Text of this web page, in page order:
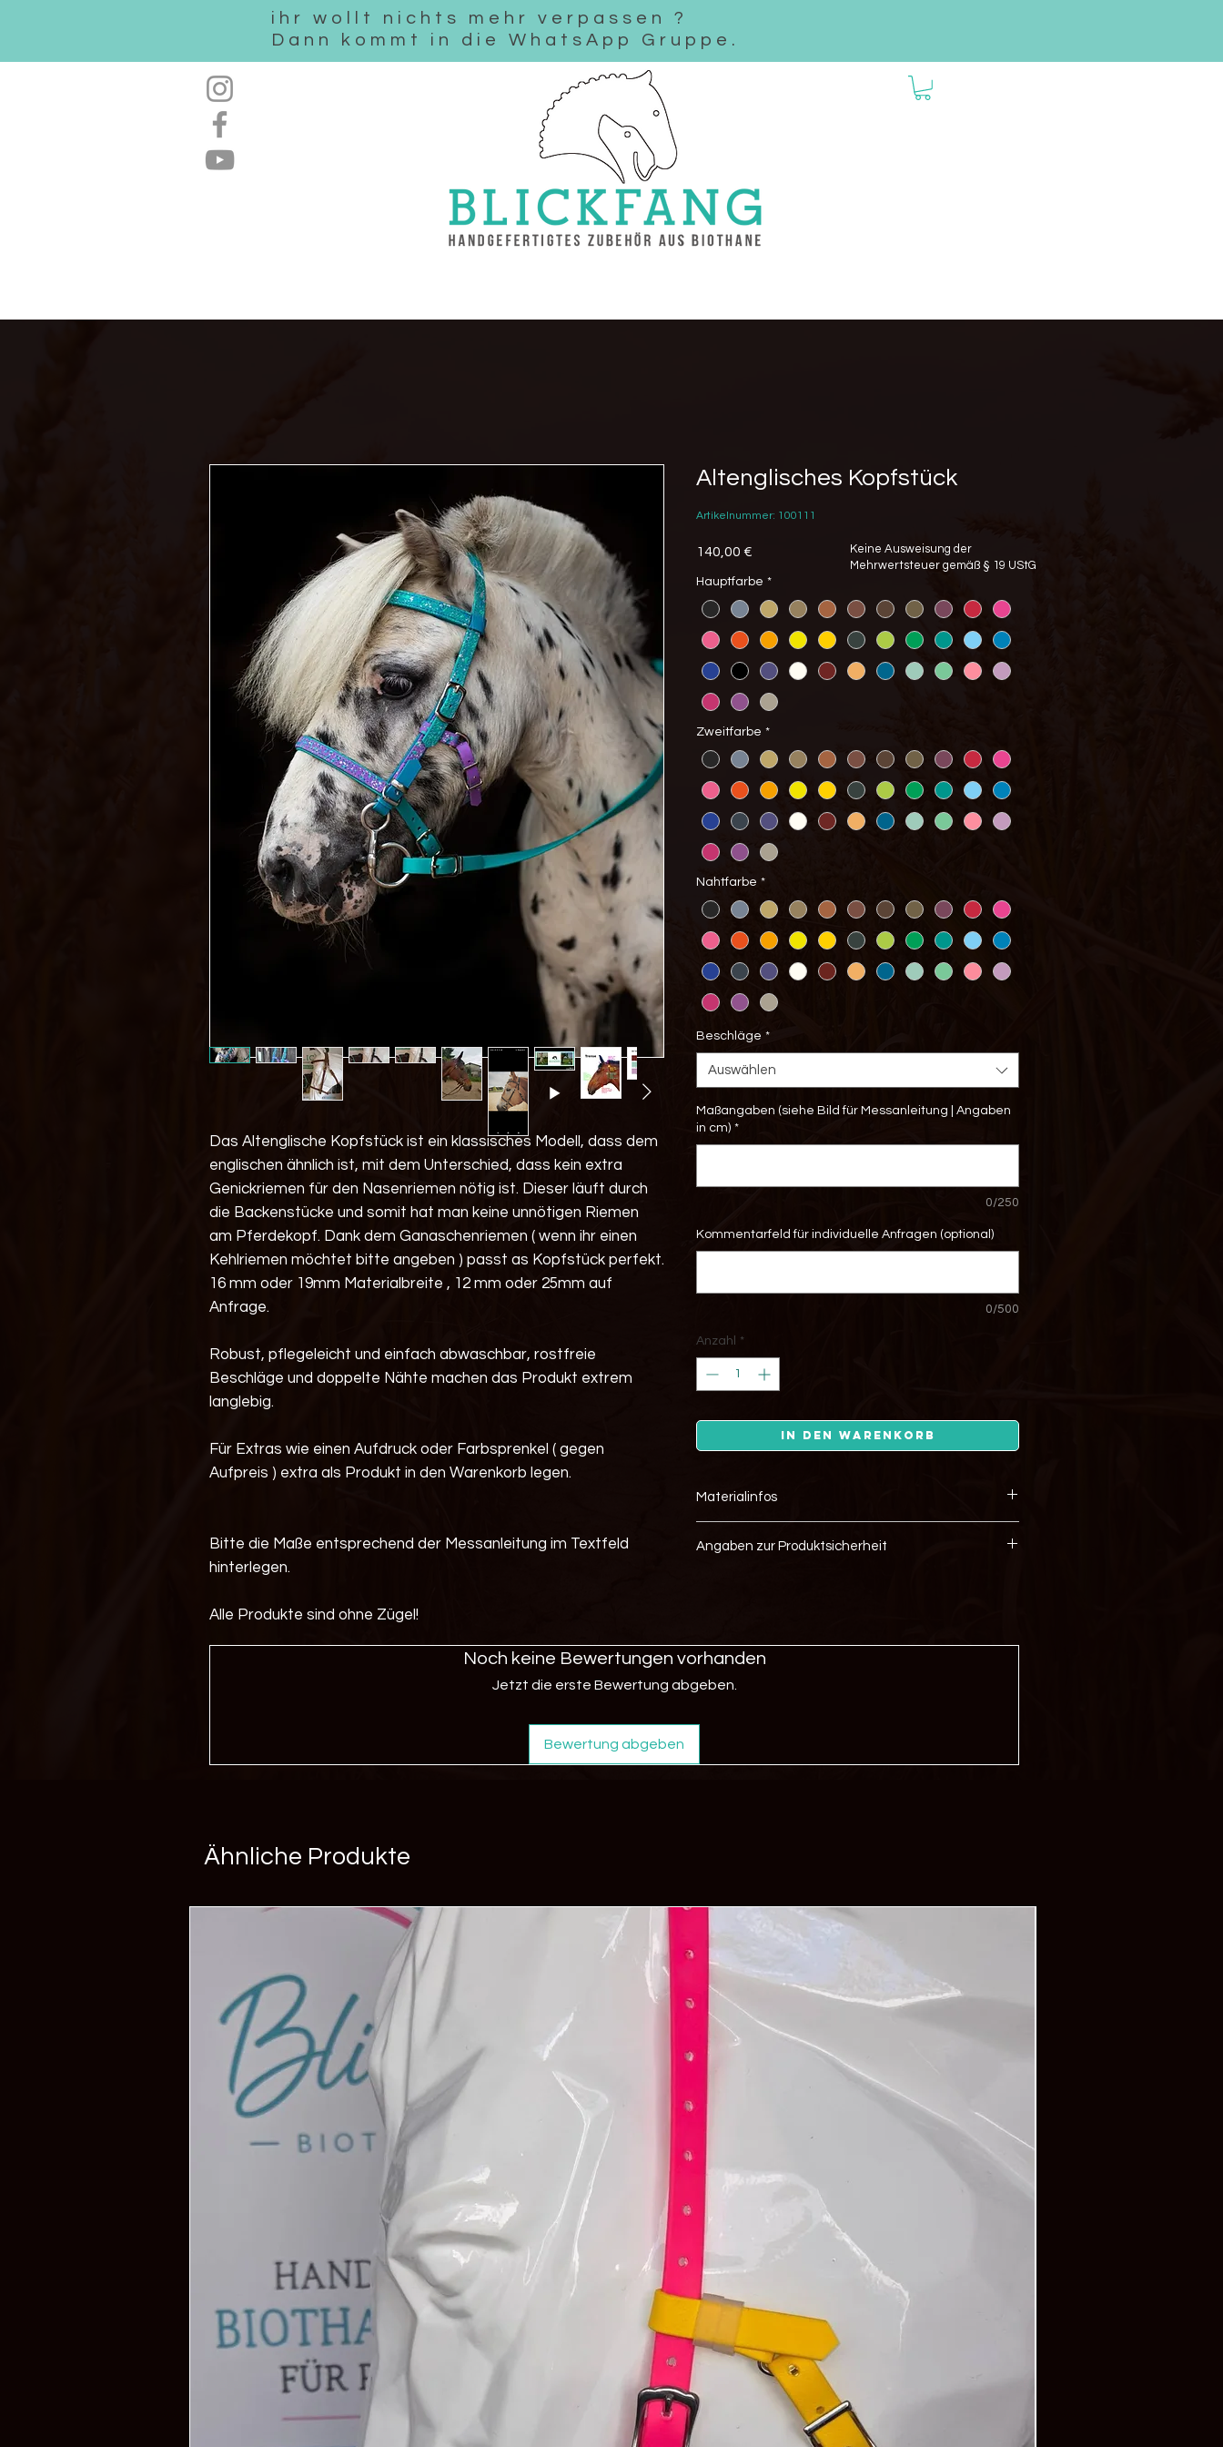
ihr wollt nichts mehr verpassen ?
Dann kommt in die WhatsApp Gruppe.
Das Altenglische Kopfstück ist ein klassisches Modell, dass dem
englischen ähnlich ist, mit dem Unterschied, dass kein extra
Genickriemen für den Nasenriemen nötig ist. Dieser läuft durch
die Backenstücke und somit hat man keine unnötigen Riemen
am Pferdekopf. Dank dem Ganaschenriemen ( wenn ihr einen
Kehlriemen möchtet bitte angeben ) passt as Kopfstück perfekt.
16 mm oder 19mm Materialbreite , 12 mm oder 25mm auf
Anfrage.
Robust, pflegeleicht und einfach abwaschbar, rostfreie
Beschläge und doppelte Nähte machen das Produkt extrem
langlebig.
Für Extras wie einen Aufdruck oder Farbsprenkel ( gegen
Aufpreis ) extra als Produkt in den Warenkorb legen.
Bitte die Maße entsprechend der Messanleitung im Textfeld
hinterlegen.
Alle Produkte sind ohne Zügel!
Altenglisches Kopfstück
Artikelnummer: 100111
140,00 €
Hauptfarbe *
Zweitfarbe *
Nahtfarbe *
Beschläge *
Auswählen
Maßangaben (siehe Bild für Messanleitung | Angaben
in cm) *
0/250
Kommentarfeld für individuelle Anfragen (optional)
0/500
Anzahl *
In den Warenkorb
Materialinfos
kein Verblassen der Farben
auch bei Kälte flexibel
verursacht keine Scheuerstellen/ verbrennt nicht
schimmelt und stinkt nicht
Angaben zur Produktsicherheit
Kontakt: info@tierischer-blickfang.de
Noch keine Bewertungen vorhanden
Jetzt die erste Bewertung abgeben.
Bewertung abgeben
Keine Ausweisung der
Mehrwertsteuer gemäß § 19 UStG
Ähnliche Produkte